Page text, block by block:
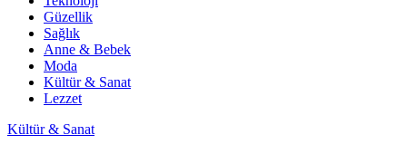
Güzellik
Sağlık
Anne & Bebek
Moda
Kültür & Sanat
Lezzet
Kültür & Sanat